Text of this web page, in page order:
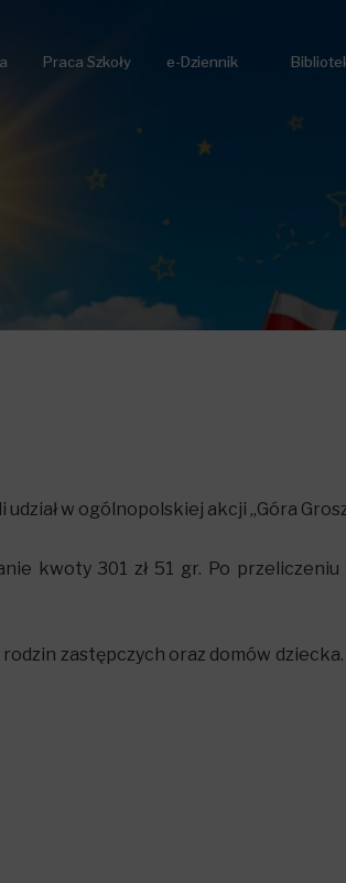
Praca Szkoły e-Dziennik
w ogólnopolskiej akcji „Góra
kwoty 301 zł 51 gr. Po
zastępczych oraz domów dziecka.